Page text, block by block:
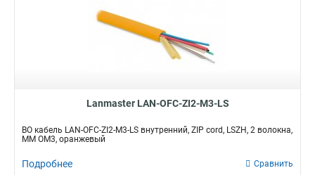
Lanmaster LAN-OFC-ZI2-M3-LS
ВО кабель LAN-OFC-ZI2-M3-LS внутренний, ZIP cord, LSZH, 2 волокна,
MM OM3, оранжевый
Подробнее Сравнить